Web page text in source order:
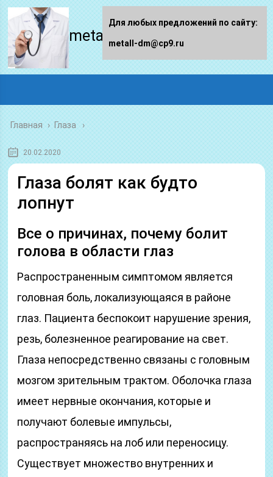
metall-dm.ru
Главная › Глаза
20.02.2020
Глаза болят как будто
лопнут
Все о причинах, почему болит
голова в области глаз
Распространенным симптомом является
головная боль, локализующаяся в районе
глаз. Пациента беспокоит нарушение зрения,
резь, болезненное реагирование на свет.
Глаза непосредственно связаны с головным
мозгом зрительным трактом. Оболочка глаза
имеет нервные окончания, которые и
получают болевые импульсы,
распространяясь на лоб или переносицу.
Существует множество внутренних и
Для любых предложений по сайту:
metall-dm@cp9.ru